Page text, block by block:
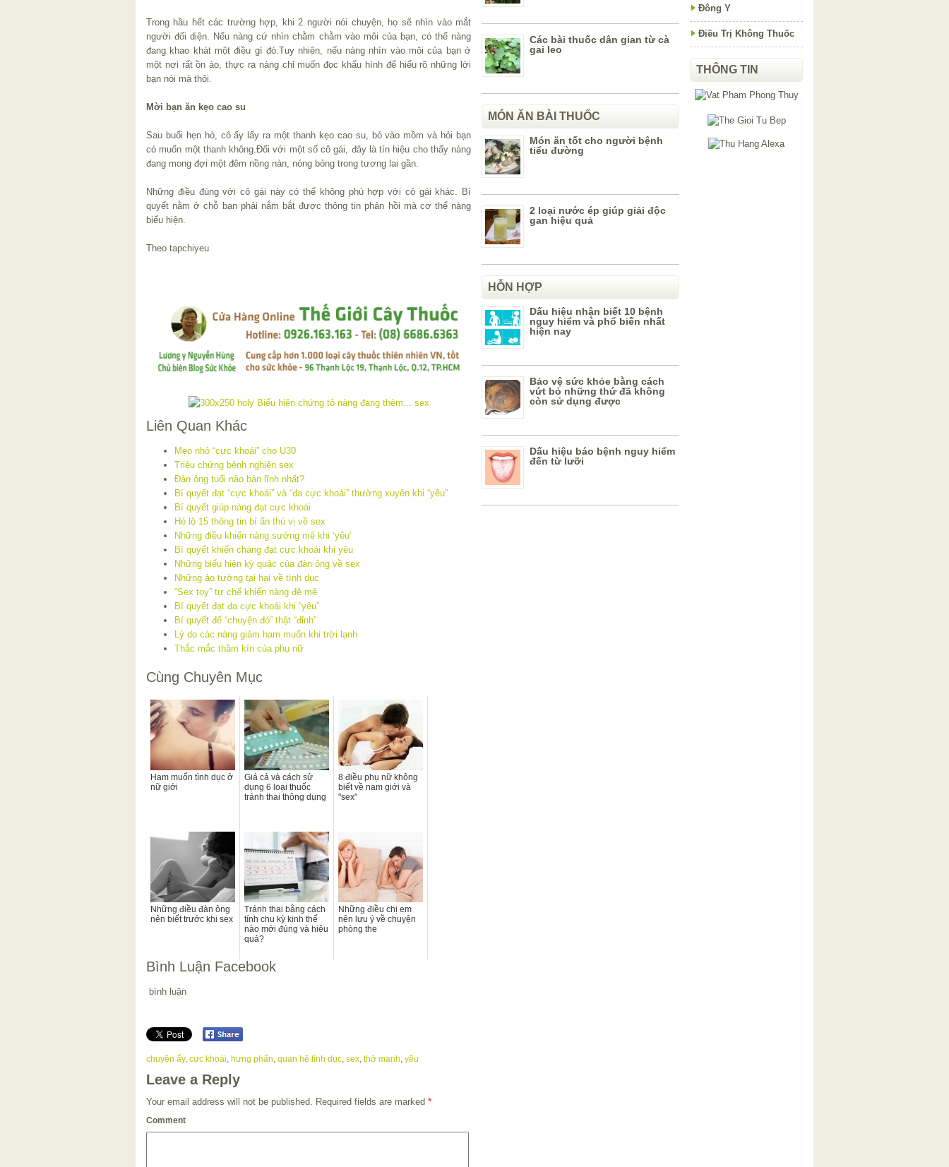
Trong hầu hết các trường hợp, khi 2 người nói chuyện, họ sẽ nhìn vào mắt
người đối diện. Nếu nàng cứ nhìn chằm chằm vào môi của bạn, có thể nàng
đang khao khát một điều gì đó.Tuy nhiên, nếu nàng nhìn vào môi của bạn ở
một nơi rất ồn ào, thực ra nàng chỉ muốn đọc khẩu hình để hiểu rõ những lời
bạn nói mà thôi.
Mời bạn ăn kẹo cao su
Sau buổi hẹn hò, cô ấy lấy ra một thanh kẹo cao su, bỏ vào mồm và hỏi bạn
có muốn một thanh không.Đối với một số cô gái, đây là tín hiệu cho thấy nàng
đang mong đợi một đêm nồng nàn, nóng bỏng trong tương lai gần.
Những điều đúng với cô gái này có thể không phù hợp với cô gái khác. Bí
quyết nằm ở chỗ bạn phải nắm bắt được thông tin phản hồi mà cơ thể nàng
biểu hiện.
Theo tapchiyeu
Liên Quan Khác
Mẹo nhỏ “cực khoái” cho U30
Triệu chứng bệnh nghiện sex
Đàn ông tuổi nào bản lĩnh nhất?
Bí quyết đạt “cực khoái” và “đa cực khoái” thường xuyên khi “yêu”
Bí quyết giúp nàng đạt cực khoái
Hé lộ 15 thông tin bí ẩn thú vị về sex
Những điều khiến nàng sướng mê khi ‘yêu’
Bí quyết khiến chàng đạt cực khoái khi yêu
Những biểu hiện kỳ quặc của đàn ông về sex
Những ảo tưởng tai hại về tình dục
“Sex toy” tự chế khiến nàng đê mê
Bí quyết đạt đa cực khoái khi “yêu”
Bí quyết để “chuyện đó” thật “đỉnh”
Lý do các nàng giảm ham muốn khi trời lạnh
Thắc mắc thầm kín của phụ nữ
Cùng Chuyên Mục
Ham muốn tình dục ở
nữ giới
Giá cả và cách sử
dụng 6 loại thuốc
tránh thai thông dụng
8 điều phụ nữ không
biết về nam giới và
"sex"
Những điều đàn ông
nên biết trước khi sex
Tránh thai bằng cách
tính chu kỳ kinh thế
nào mới đúng và hiệu
quả?
Những điều chị em
nên lưu ý về chuyện
phòng the
Bình Luận Facebook
bình luận
chuyện ấy, cực khoái hưng phấn quan hệ tình dục sex thở mạnh yêu
Leave a Reply
Your email address will not be published. Required fields are marked *
Comment
Các bài thuốc dân gian từ cà
gai leo
MÓN ĂN BÀI THUỐC
Món ăn tốt cho người bệnh
tiểu đường
2 loại nước ép giúp giải độc
gan hiệu quả
HỖN HỢP
Dấu hiệu nhận biết 10 bệnh
nguy hiểm và phổ biến nhất
hiện nay
Bảo vệ sức khỏe bằng cách
vứt bỏ những thứ đã không
còn sử dụng được
Dấu hiệu báo bệnh nguy hiểm
đến từ lưỡi
Đông Y
Điều Trị Không Thuốc
THÔNG TIN